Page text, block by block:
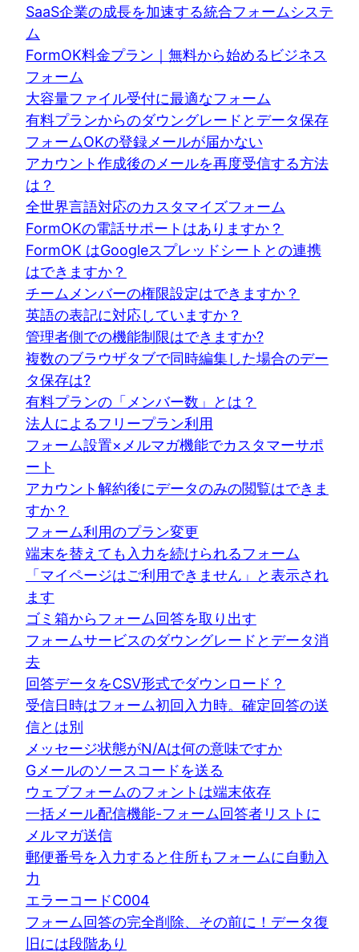
SaaS企業の成長を加速する統合フォームシステ
ム
FormOK料金プラン｜無料から始めるビジネス
フォーム
大容量ファイル受付に最適なフォーム
有料プランからのダウングレードとデータ保存
フォームOKの登録メールが届かない
アカウント作成後のメールを再度受信する方法
は？
全世界言語対応のカスタマイズフォーム
FormOKの電話サポートはありますか？
FormOK はGoogleスプレッドシートとの連携
はできますか？
チームメンバーの権限設定はできますか？
英語の表記に対応していますか？
管理者側での機能制限はできますか?
複数のブラウザタブで同時編集した場合のデー
タ保存は?
有料プランの「メンバー数」とは？
法人によるフリープラン利用
フォーム設置×メルマガ機能でカスタマーサポ
ート
アカウント解約後にデータのみの閲覧はできま
すか？
フォーム利用のプラン変更
端末を替えても入力を続けられるフォーム
「マイページはご利用できません」と表示され
ます
ゴミ箱からフォーム回答を取り出す
フォームサービスのダウングレードとデータ消
去
回答データをCSV形式でダウンロード？
受信日時はフォーム初回入力時。確定回答の送
信とは別
メッセージ状態がN/Aは何の意味ですか
Gメールのソースコードを送る
ウェブフォームのフォントは端末依存
一括メール配信機能-フォーム回答者リストに
メルマガ送信
郵便番号を入力すると住所もフォームに自動入
力
エラーコードC004
フォーム回答の完全削除、その前に！データ復
旧には段階あり